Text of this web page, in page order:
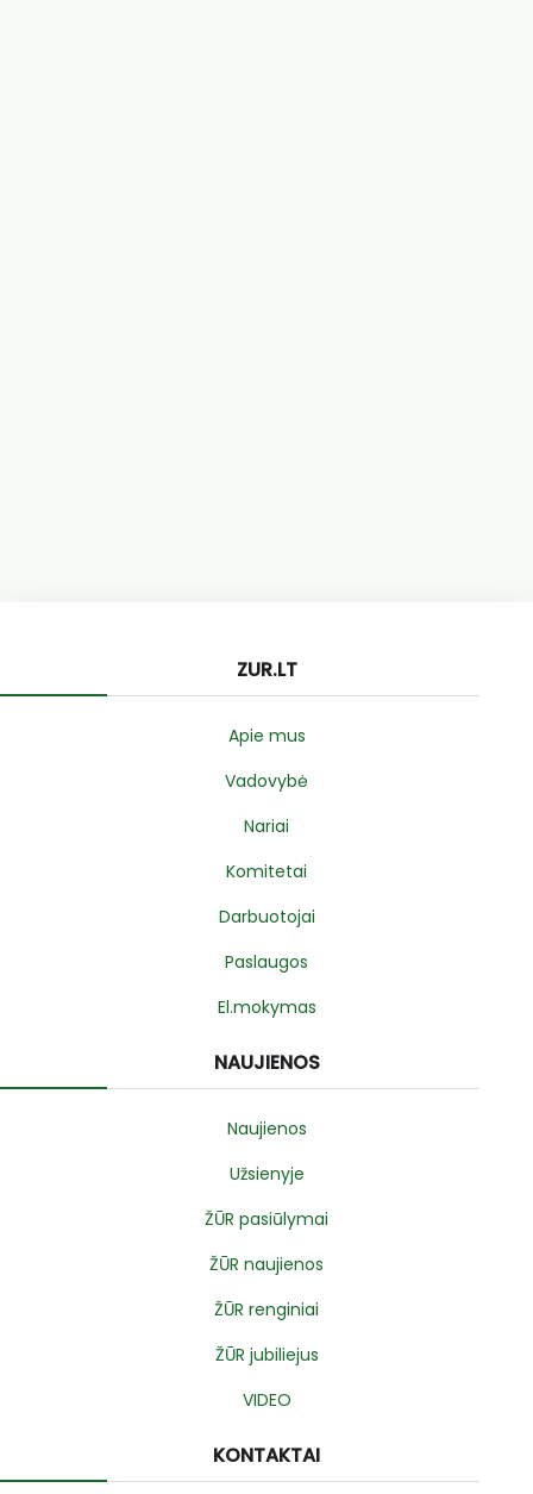
ZUR.LT
Apie mus
Vadovybė
Nariai
Komitetai
Darbuotojai
Paslaugos
El.mokymas
NAUJIENOS
Naujienos
Užsienyje
ŽŪR pasiūlymai
ŽŪR naujienos
ŽŪR renginiai
ŽŪR jubiliejus
VIDEO
KONTAKTAI